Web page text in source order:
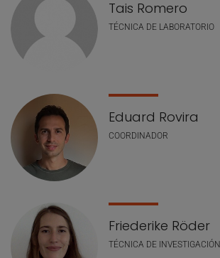
Tais Romero
TÉCNICA DE LABORATORIO
Eduard Rovira
COORDINADOR
Friederike Röder
TÉCNICA DE INVESTIGACIÓN